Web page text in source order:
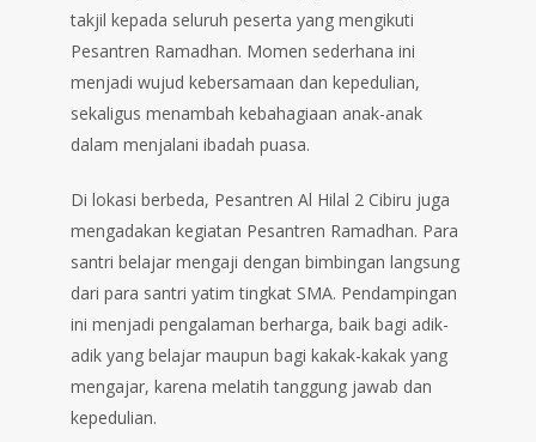
takjil kepada seluruh peserta yang mengikuti
Pesantren Ramadhan. Momen sederhana ini
menjadi wujud kebersamaan dan kepedulian,
sekaligus menambah kebahagiaan anak-anak
dalam menjalani ibadah puasa.
Di lokasi berbeda, Pesantren Al Hilal 2 Cibiru juga
mengadakan kegiatan Pesantren Ramadhan. Para
santri belajar mengaji dengan bimbingan langsung
dari para santri yatim tingkat SMA. Pendampingan
ini menjadi pengalaman berharga, baik bagi adik-
adik yang belajar maupun bagi kakak-kakak yang
mengajar, karena melatih tanggung jawab dan
kepedulian.